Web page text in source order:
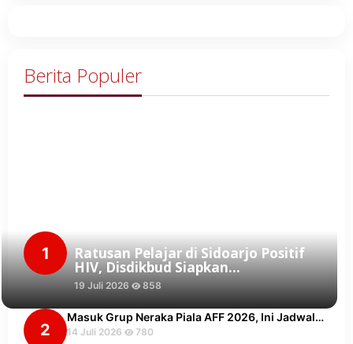
Berita Populer
1 Ratusan Pelajar di Sidoarjo Positif
HIV, Disdikbud Siapkan…
19 Juli 2026 858
2
Masuk Grup Neraka Piala AFF 2026, Ini Jadwal…
14 Juli 2026 780